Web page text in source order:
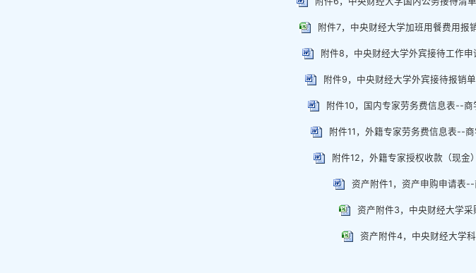
附件7，中央财经大学加班用餐费用报
附件8，中央财经大学外宾接待工作
附件9，中央财经大学外宾接待报销
附件10，国内专家劳务费信息表--商
附件11，外籍专家劳务费信息表--
附件12，外籍专家授权收款（现
资产附件1，资产申购申请表
资产附件3，中央财经大学
资产附件4，中央财经大学